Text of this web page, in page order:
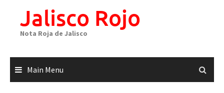
Jalisco Rojo
Nota Roja de Jalisco
Main Menu